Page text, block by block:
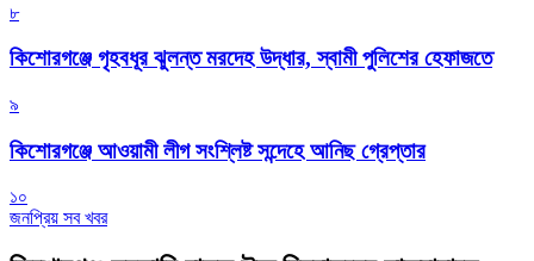
৮
কিশোরগঞ্জে গৃহবধূর ঝুলন্ত মরদেহ উদ্ধার, স্বামী পুলিশের হেফাজতে
৯
কিশোরগঞ্জে আওয়ামী লীগ সংশ্লিষ্ট সন্দেহে আনিছ গ্রেপ্তার
১০
জনপ্রিয় সব খবর